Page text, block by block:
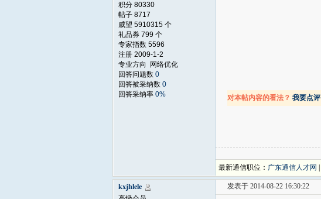
积分 80330
帖子 8717
威望 5910315 个
礼品券 799 个
专家指数 5596
注册 2009-1-2
专业方向 网络优化
回答问题数 0
回答被采纳数 0
回答采纳率 0% 对本帖内容的看法？ 我要点评
最新通信职位： 广东通信人才网
kxjhlele
发表于 2014-08-22 16:30:22